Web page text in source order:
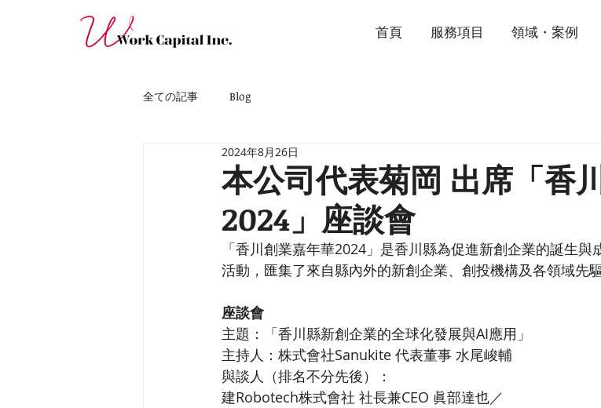
首頁 服務項目 領域・案例
全ての記事 Blog
本公司代表菊岡 出席「香
2024」座談會
2024年8月26日
「香川創業嘉年華2024」是香川縣為促進新創企業的誕生
活動，匯集了來自縣內外的新創企業、創投機構及各領域先驅
座談會
主題：「香川縣新創企業的全球化發展與AI應用」
主持人：株式會社Sanukite 代表董事 水尾峻輔
與談人（排名不分先後）：
建Robotech株式會社 社長兼CEO 眞部達也／